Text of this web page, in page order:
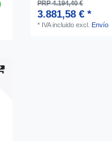
PRP 4.194,40 €
3.881,58 € *
* IVA incluido excl. Envío